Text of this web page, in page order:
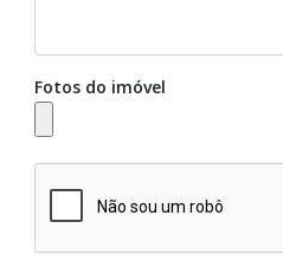
Fotos do imóvel